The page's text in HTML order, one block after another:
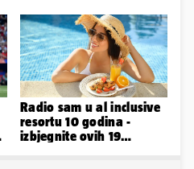
ispitivanje
Radio sam u al inclusive
resortu 10 godina -
izbjegnite ovih 19